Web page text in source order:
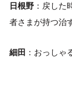
日根野 ：戻した
者さまが持つ治
細田 ：おっしゃ